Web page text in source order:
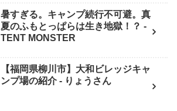
暑すぎる。キャンプ続行不可避。真
夏のふもとっぱらは生き地獄！？ -
TENT MONSTER
【福岡県柳川市】大和ビレッジキャ
ンプ場の紹介 - りょうさん